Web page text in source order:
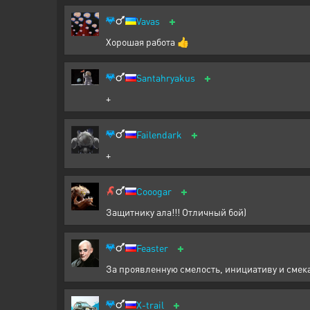
Vavas +
Хорошая работа 👍
Santahryakus +
+
Failendark +
+
Cooogar +
Защитнику ала!!! Отличный бой)
Feaster +
За проявленную смелость, инициативу и
X-trail +